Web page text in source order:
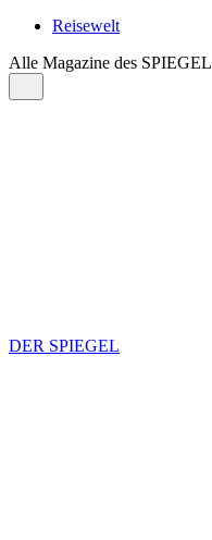
Reisewelt
Alle Magazine des SPIEGEL
DER SPIEGEL